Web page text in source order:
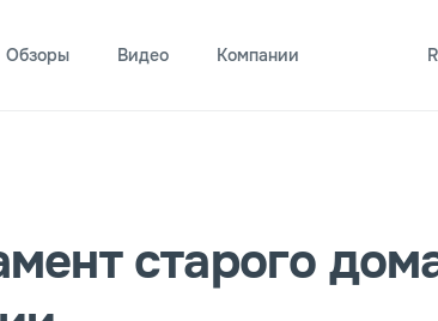
Обзоры Видео Компании
старого